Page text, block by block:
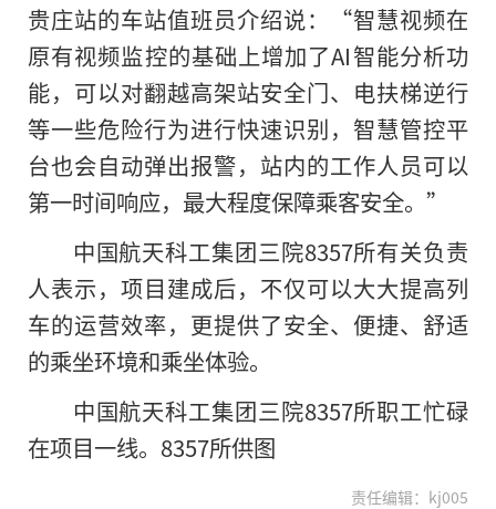
贵庄站的车站值班员介绍说：“智慧视频在
原有视频监控的基础上增加了AI智能分析功
能，可以对翻越高架站安全门、电扶梯逆行
等一些危险行为进行快速识别，智慧管控平
台也会自动弹出报警，站内的工作人员可以
第一时间响应，最大程度保障乘客安全。”
中国航天科工集团三院8357所有关负责
人表示，项目建成后，不仅可以大大提高列
车的运营效率，更提供了安全、便捷、舒适
的乘坐环境和乘坐体验。
中国航天科工集团三院8357所职工忙碌
在项目一线。8357所供图
责任编辑：kj005